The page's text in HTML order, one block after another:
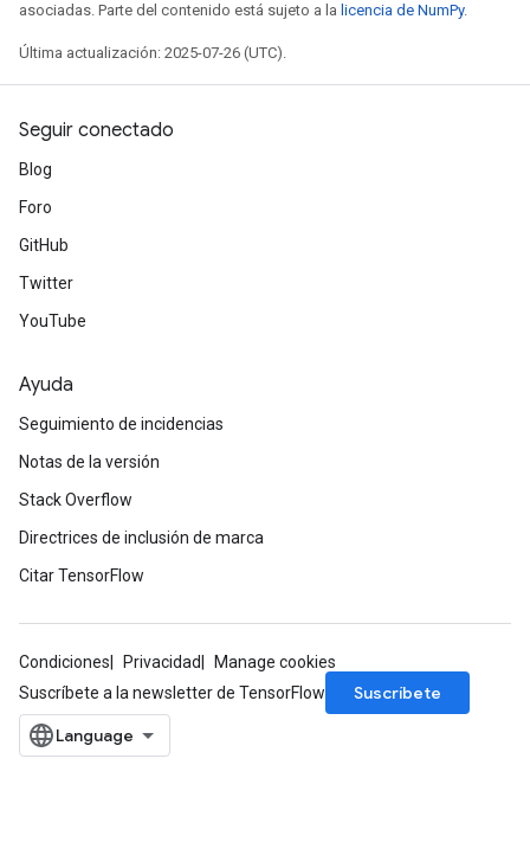
asociadas. Parte del contenido está sujeto a la licencia de NumPy.
Última actualización: 2025-07-26 (UTC).
Seguir conectado
Blog
Foro
GitHub
Twitter
YouTube
Ayuda
Seguimiento de incidencias
Notas de la versión
Stack Overflow
Directrices de inclusión de marca
Citar TensorFlow
Condiciones Privacidad
Manage cookies
Suscríbete a la newsletter de TensorFlow
Suscríbete